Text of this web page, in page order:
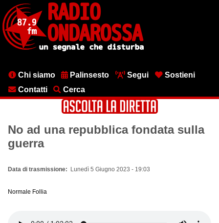
contenuto
principale
MenuChi siamo Palinsesto Segui
Sostieni
Contatti
Cerca
No ad una repubblica fondata sulla
guerra
Data di trasmissione Lunedì 5 Giugno 2023 - 19:03
Normale Follia